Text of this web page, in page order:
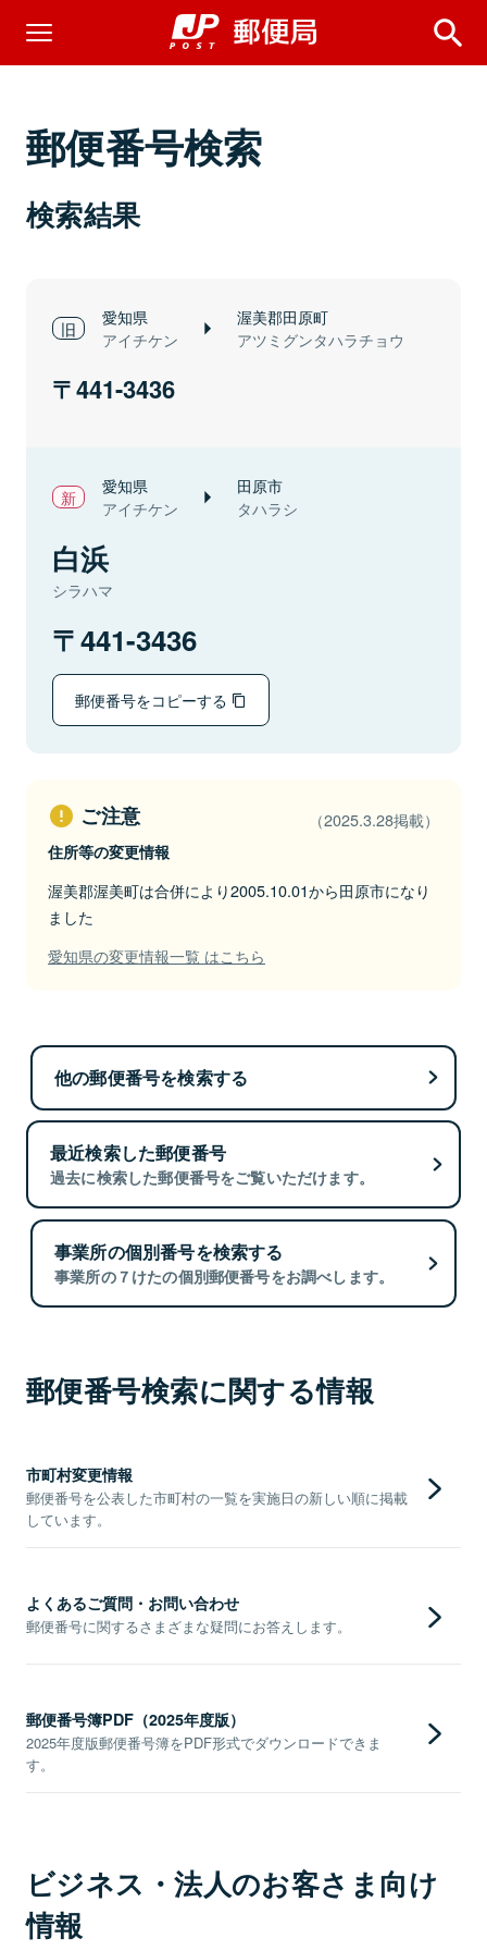
郵便番号検索
検索結果
愛知県
アイチケン
渥美郡田原町
アツミグンタハラチョウ
441-3436
愛知県
アイチケン
田原市
タハラシ
白浜
シラハマ
441-3436
郵便番号をコピーする
ご注意 （2025.3.28掲載）
住所等の変更情報
渥美郡渥美町は合併により2005.10.01から田原市になり
ました
愛知県の変更情報一覧 はこちら
他の郵便番号を検索する
最近検索した郵便番号
過去に検索した郵便番号をご覧いただけます。
事業所の個別番号を検索する
事業所の７けたの個別郵便番号をお調べします。
郵便番号検索に関する情報
市町村変更情報
郵便番号を公表した市町村の一覧を実施日の新しい順に掲載
しています。
よくあるご質問・お問い合わせ
郵便番号に関するさまざまな疑問にお答えします。
郵便番号簿PDF（2025年度版）
2025年度版郵便番号簿をPDF形式でダウンロードできま
す。
ビジネス・法人のお客さま向け
情報